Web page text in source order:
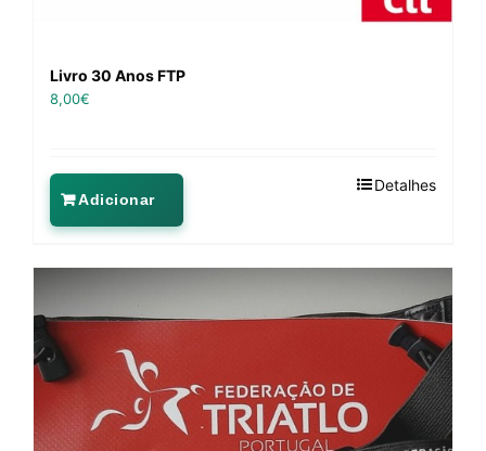
Livro 30 Anos FTP
8,00€
Adicionar
Detalhes